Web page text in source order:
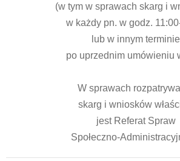
(w tym w sprawach skarg i
w każdy pn. w godz.
lub w innym terminie
po uprzednim umówieniu
W sprawach
skarg i wniosków
jest Referat Spraw
Społeczno-